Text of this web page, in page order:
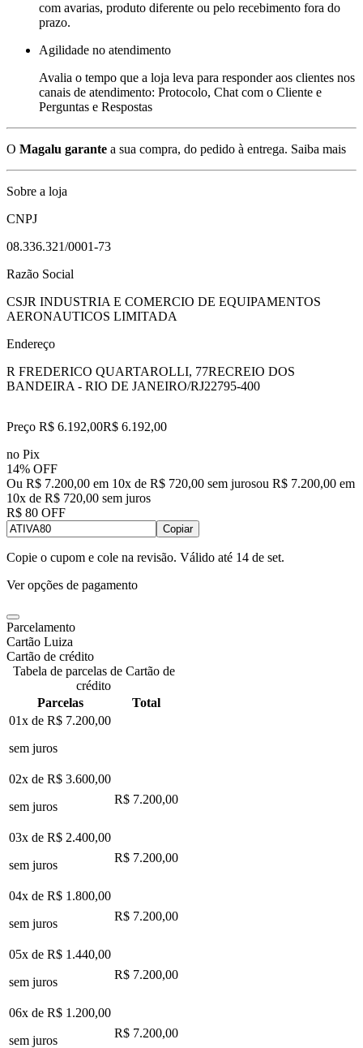
com avarias, produto diferente ou pelo recebimento fora do
prazo.
Agilidade no atendimento
Avalia o tempo que a loja leva para responder aos clientes nos
canais de atendimento: Protocolo, Chat com o Cliente e
Perguntas e Respostas
O Magalu garante a sua compra, do pedido à entrega. Saiba mais
Sobre a loja
CNPJ
08.336.321/0001-73
Razão Social
CSJR INDUSTRIA E COMERCIO DE EQUIPAMENTOS
AERONAUTICOS LIMITADA
Endereço
R FREDERICO QUARTAROLLI, 77RECREIO DOS
BANDEIRA - RIO DE JANEIRO/RJ22795-400
Preço R$ 6.192,00R$ 6.192,00
no Pix
14% OFF
Ou R$ 7.200,00 em 10x de R$ 720,00 sem jurosou R$ 7.200,00 em
10x de R$ 720,00 sem juros
R$ 80 OFF
Copiar
Copie o cupom e cole na revisão. Válido até 14 de set.
Ver opções de pagamento
Parcelamento
Cartão Luiza
Cartão de crédito
Tabela de parcelas de Cartão de
crédito
Parcelas
Total
01x de R$ 7.200,00
sem juros
02x de R$ 3.600,00
sem juros
R$ 7.200,00
03x de R$ 2.400,00
sem juros
R$ 7.200,00
04x de R$ 1.800,00
sem juros
R$ 7.200,00
05x de R$ 1.440,00
sem juros
R$ 7.200,00
06x de R$ 1.200,00
sem juros
R$ 7.200,00